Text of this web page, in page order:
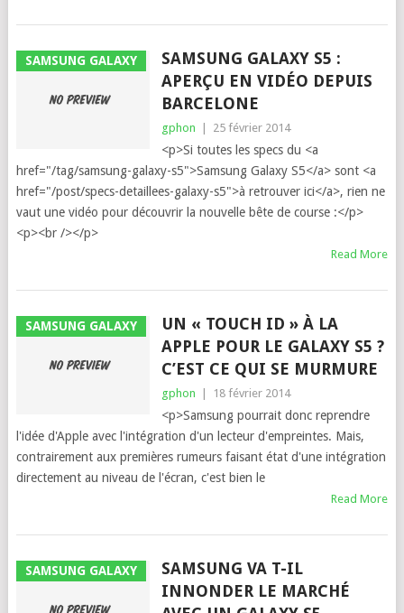
SAMSUNG GALAXY
SAMSUNG GALAXY S5 :
APERÇU EN VIDÉO DEPUIS
BARCELONE
gphon 25 février 2014
<p>Si toutes les specs du <a
href="/tag/samsung-galaxy-s5">Samsung Galaxy S5</a> sont <a
href="/post/specs-detaillees-galaxy-s5">à retrouver ici</a>, rien ne
vaut une vidéo pour découvrir la nouvelle bête de course :</p>
<p><br /></p>
Read More
SAMSUNG GALAXY
UN « TOUCH ID » À LA
APPLE POUR LE GALAXY S5 ?
C’EST CE QUI SE MURMURE
gphon 18 février 2014
<p>Samsung pourrait donc reprendre
l'idée d'Apple avec l'intégration d'un lecteur d'empreintes. Mais,
contrairement aux premières rumeurs faisant état d'une intégration
directement au niveau de l'écran, c'est bien le
Read More
SAMSUNG GALAXY
SAMSUNG VA T-IL
INNONDER LE MARCHÉ